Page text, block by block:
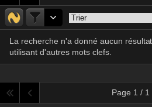
La recherche n'a donné aucun
utilisant d'autres mots clefs.
Page 1 / 1